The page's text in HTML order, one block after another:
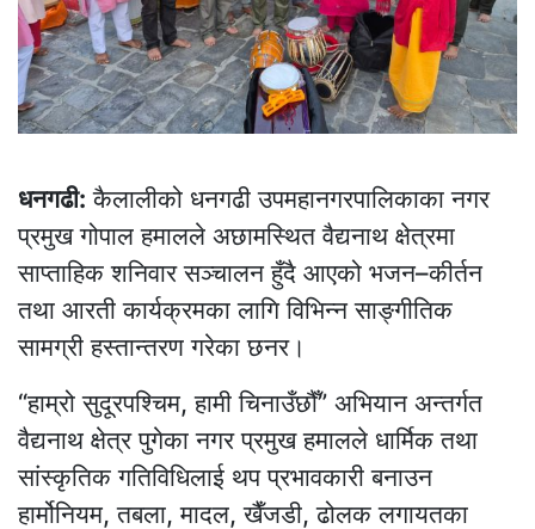
धनगढी: कैलालीको धनगढी उपमहानगरपालिकाका नगर
प्रमुख गोपाल हमालले अछामस्थित वैद्यनाथ क्षेत्रमा
साप्ताहिक शनिवार सञ्चालन हुँदै आएको भजन–कीर्तन
तथा आरती कार्यक्रमका लागि विभिन्न साङ्गीतिक
सामग्री हस्तान्तरण गरेका छनर।
“हाम्रो सुदूरपश्चिम, हामी चिनाउँछौँ” अभियान अन्तर्गत
वैद्यनाथ क्षेत्र पुगेका नगर प्रमुख हमालले धार्मिक तथा
सांस्कृतिक गतिविधिलाई थप प्रभावकारी बनाउन
हार्मोनियम, तबला, मादल, खैँजडी, ढोलक लगायतका